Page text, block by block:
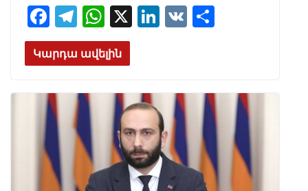
F
ac
e
o
o
k
T
el
e
a
m
W
h
at
A
p
p
X Li
dI
n
V
Կարդա ավելին